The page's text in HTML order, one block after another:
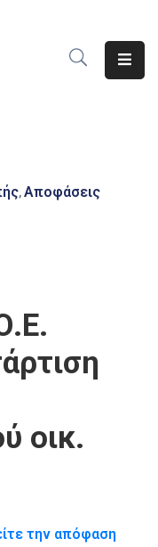
‚Αποφάσεις
οικ.
την απόφαση